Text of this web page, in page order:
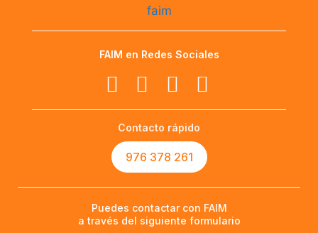
FAIM en Redes Sociales
Contacto rápido
976 378 261
Puedes contactar con FAIM
a través del siguiente formulario